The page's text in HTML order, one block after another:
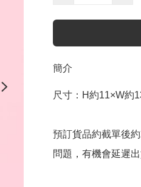
簡介
尺寸：H約11×W約
預訂貨品約截單後
問題，有機會延遲